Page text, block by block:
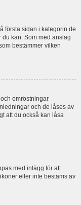
första sidan i kategorin de
du kan. Som med anslag
bestämmer vilken
omröstningar
och de låses av
att du också kan låsa
med inlägg för att
eller inte bestäms av